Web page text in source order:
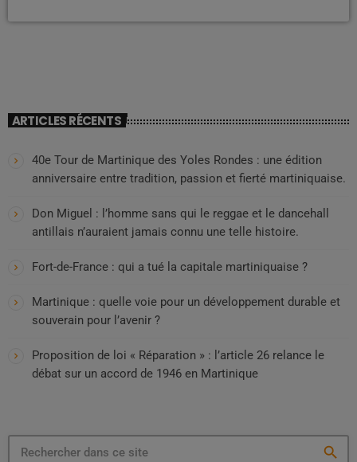
ARTICLES RÉCENTS
40e Tour de Martinique des Yoles Rondes : une édition
anniversaire entre tradition, passion et fierté martiniquaise.
Don Miguel : l’homme sans qui le reggae et le dancehall
antillais n’auraient jamais connu une telle histoire.
Fort-de-France : qui a tué la capitale martiniquaise ?
Martinique : quelle voie pour un développement durable et
souverain pour l’avenir ?
Proposition de loi « Réparation » : l’article 26 relance le
débat sur un accord de 1946 en Martinique
search